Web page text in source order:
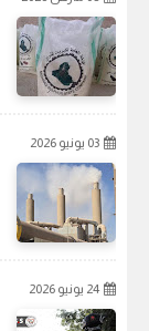
03 يونيو 2026
24 يونيو 2026